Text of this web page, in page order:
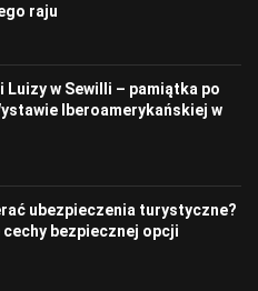
raju
Luizy w Sewilli – pamiątka po
Iberoamerykańskiej w
ubezpieczenia turystyczne?
cechy bezpiecznej opcji